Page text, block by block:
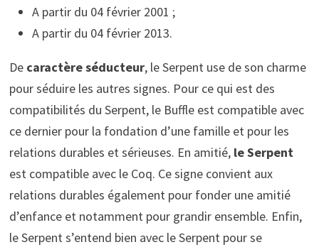
A partir du 04 février 2001 ;
A partir du 04 février 2013.
De caractèreséducteur, le Serpent use de son charme
pour séduire les autres signes. Pour ce qui est des
compatibilités du Serpent, le Buffle est compatible avec
ce dernier pour la fondation d’une famille et pour les
relations durables et sérieuses. En amitié, le Serpent
est compatible avec le Coq. Ce signe convient aux
relations durables également pour fonder une amitié
d’enfance et notamment pour grandir ensemble. Enfin,
le Serpent s’entend bien avec le Serpent pour se